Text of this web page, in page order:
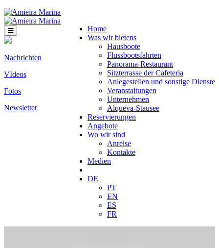
Home
Was wir bietens
Hausboote
Flussbootsfahrten
Panorama-Restaurant
Sitzterrasse der Cafeteria
Anlegestellen und sonstige Dienste
Veranstaltungen
Unternehmen
Alqueva-Stausee
Reservierungen
Angebote
Wo wir sind
Anreise
Kontakte
Medien
DE
PT
EN
ES
FR
Nachrichten
VIdeos
Fotos
Newsletter